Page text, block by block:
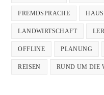
FREMDSPRACHE
LANDWIRTSCHAFT
OFFLINE PLANUNG
REISEN RUND UM DIE